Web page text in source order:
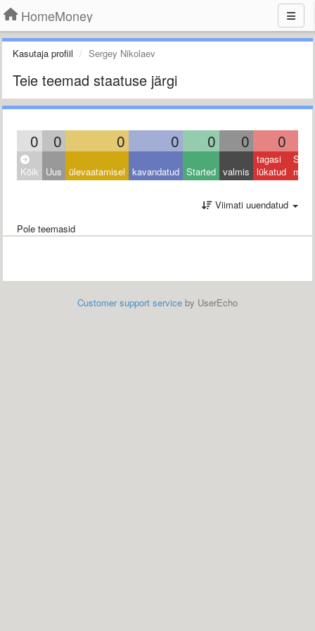
HomeMoney
Kasutaja profiil Sergey Nikolaev
Teie teemad staatuse järgi
0 0 0 0 0 0 0
Kõik Uus ülevaatamisel kavandatud Started valmis
tagasi
lükatud muu
Viimati uuendatud
Pole teemasid
Customer support service by UserEcho